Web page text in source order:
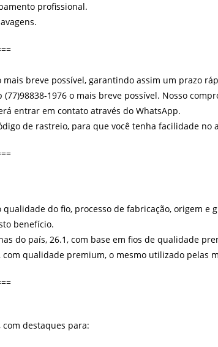
profissional.
mais breve possível, garantindo assim um prazo
1976 o mais breve possível. Nosso
entrar em contato através do WhatsApp.
de rastreio, para que você tenha facilidade no
do fio, processo de fabricação, origem
benefício.
do país, 26.1, com base em fios de qualidade
qualidade premium, o mesmo utilizado pelas
destaques para: